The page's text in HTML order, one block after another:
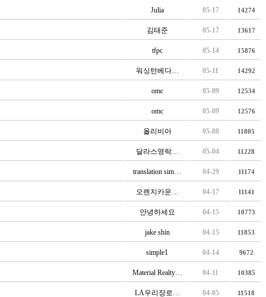
Julia 05-17 14274
김태준 05-17 13617
tfpc 05-14 15876
워싱턴베다… 05-11 14292
omc 05-09 12534
omc 05-09 12576
올리비아 05-08 11805
달라스영락… 05-04 11228
translation sim… 04-29 11174
오렌지카운… 04-17 11141
안녕하세요 04-15 10773
jake shin 04-15 11853
simple1 04-14 9672
Material Realty… 04-11 10385
LA우리장로… 04-05 11518